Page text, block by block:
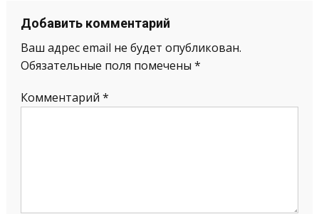
Добавить комментарий
Ваш адрес email не будет опубликован.
Обязательные поля помечены *
Комментарий *